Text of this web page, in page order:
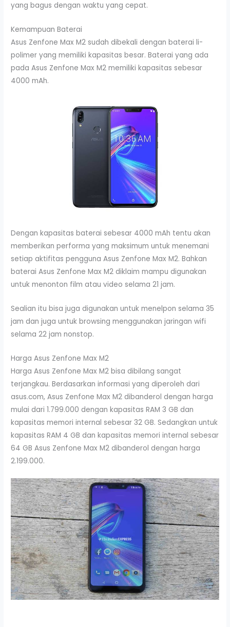
yang bagus dengan waktu yang cepat.
Kemampuan Baterai
Asus Zenfone Max M2 sudah dibekali dengan baterai li-
polimer yang memiliki kapasitas besar. Baterai yang ada
pada Asus Zenfone Max M2 memiliki kapasitas sebesar
4000 mAh.
Dengan kapasitas baterai sebesar 4000 mAh tentu akan
memberikan performa yang maksimum untuk menemani
setiap aktifitas pengguna Asus Zenfone Max M2. Bahkan
baterai Asus Zenfone Max M2 diklaim mampu digunakan
untuk menonton film atau video selama 21 jam.
Sealian itu bisa juga digunakan untuk menelpon selama 35
jam dan juga untuk browsing menggunakan jaringan wifi
selama 22 jam nonstop.
Harga Asus Zenfone Max M2
Harga Asus Zenfone Max M2 bisa dibilang sangat
terjangkau. Berdasarkan informasi yang diperoleh dari
asus.com, Asus Zenfone Max M2 dibanderol dengan harga
mulai dari 1.799.000 dengan kapasitas RAM 3 GB dan
kapasitas memori internal sebesar 32 GB. Sedangkan untuk
kapasitas RAM 4 GB dan kapasitas memori internal sebesar
64 GB Asus Zenfone Max M2 dibanderol dengan harga
2.199.000.